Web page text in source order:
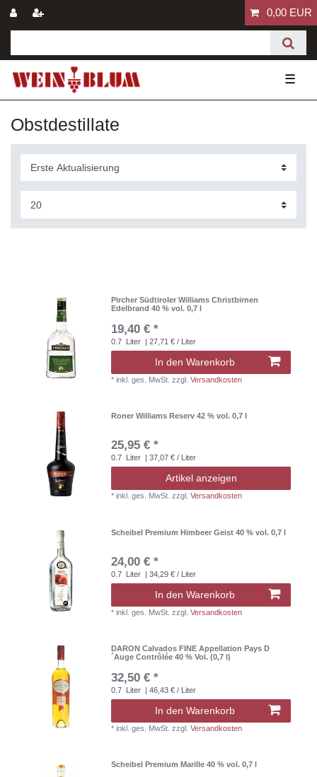
0,00 EUR
☰
Obstdestillate
Pircher Südtiroler Williams Christbirnen
Edelbrand 40 % vol. 0,7 l
19,40 € *
0.7 Liter | 27,71 € / Liter
In den Warenkorb
*inkl. ges. MwSt. zzgl.Versandkosten
Roner Williams Reserv 42 % vol. 0,7 l
25,95 € *
0.7 Liter | 37,07 € / Liter
Artikel anzeigen
*inkl. ges. MwSt. zzgl.Versandkosten
Scheibel Premium Himbeer Geist 40 % vol. 0,7 l
24,00 € *
0.7 Liter | 34,29 € / Liter
In den Warenkorb
*inkl. ges. MwSt. zzgl.Versandkosten
DARON Calvados FINE Appellation Pays D
´Auge Contrôlée 40 % Vol. (0,7 l)
32,50 € *
0.7 Liter | 46,43 € / Liter
In den Warenkorb
*inkl. ges. MwSt. zzgl.Versandkosten
Scheibel Premium Marille 40 % vol. 0,7 l